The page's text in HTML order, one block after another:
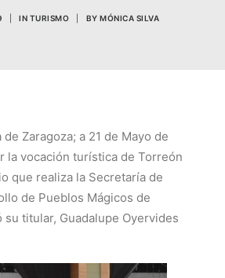
IN TURISMO BY MÓNICA SILVA
Zaragoza; a 21 de Mayo de
la vocación turística de Torreón
que realiza la Secretaría de
de Pueblos Mágicos de
su titular, Guadalupe Oyervides